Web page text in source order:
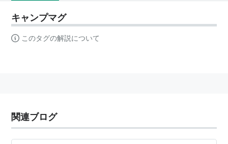
キャンプマグ
このタグの解説について
関連ブログ